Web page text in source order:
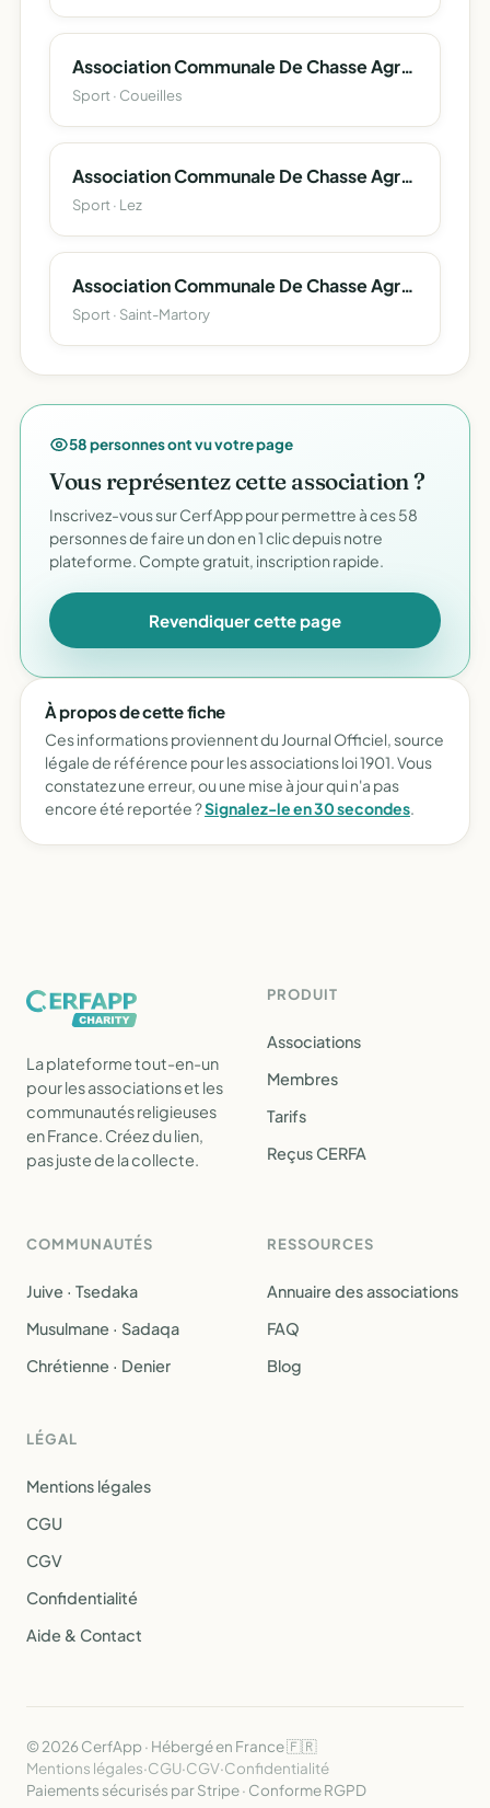
Association Communale De Chasse Agreee De Coueilles
Sport · Coueilles
Association Communale De Chasse Agreee De Lez
Sport · Lez
Association Communale De Chasse Agreee De Saint-Martory
Sport · Saint-Martory
58 personnes ont vu votre page
Vous représentez cette association ?
Inscrivez-vous sur CerfApp pour permettre à ces 58
personnes de faire un don en 1 clic depuis notre
plateforme. Compte gratuit, inscription rapide.
Revendiquer cette page
À propos de cette fiche
Ces informations proviennent du Journal Officiel, source
légale de référence pour les associations loi 1901. Vous
constatez une erreur, ou une mise à jour qui n'a pas
encore été reportée ?Signalez-le en 30 secondes.
La plateforme tout-en-un
pour les associations et les
communautés religieuses
en France. Créez du lien,
pas juste de la collecte.
PRODUIT
Associations
Membres
Tarifs
Reçus CERFA
COMMUNAUTÉS
Juive · Tsedaka
Musulmane · Sadaqa
Chrétienne · Denier
RESSOURCES
Annuaire des associations
FAQ
Blog
LÉGAL
Mentions légales
CGU
CGV
Confidentialité
Aide & Contact
© 2026 CerfApp · Hébergé en France 🇫🇷
Mentions légales·CGU·CGV·Confidentialité
Paiements sécurisés par Stripe · Conforme RGPD